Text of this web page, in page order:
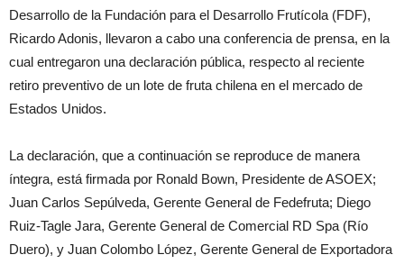
Desarrollo de la Fundación para el Desarrollo Frutícola (FDF),
Ricardo Adonis, llevaron a cabo una conferencia de prensa, en la
cual entregaron una declaración pública, respecto al reciente
retiro preventivo de un lote de fruta chilena en el mercado de
Estados Unidos.
La declaración, que a continuación se reproduce de manera
íntegra, está firmada por Ronald Bown, Presidente de ASOEX;
Juan Carlos Sepúlveda, Gerente General de Fedefruta; Diego
Ruiz-Tagle Jara, Gerente General de Comercial RD Spa (Río
Duero), y Juan Colombo López, Gerente General de Exportadora